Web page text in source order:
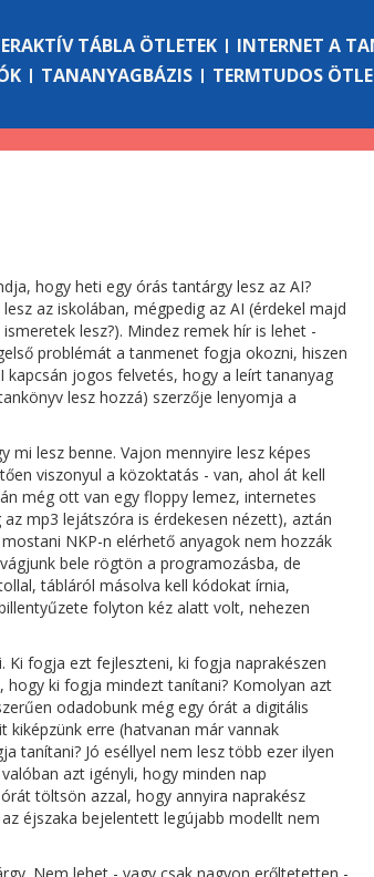
TÁBLA ÖTLETEK INTERNET A
TANANYAGBÁZIS TERMTUDOS
hogy heti egy órás tantárgy lesz az AI?
az iskolában, mégpedig az AI (érdekel majd
lesz?). Mindez remek hír is lehet -
problémát a tanmenet fogja okozni, hiszen
jogos felvetés, hogy a leírt tananyag
lesz hozzá) szerzője lenyomja a
lesz benne. Vajon mennyire lesz képes
viszonyul a közoktatás - van, ahol át kell
még ott van egy floppy lemez, internetes
mp3 lejátszóra is érdekesen nézett), aztán
NKP-n elérhető anyagok nem hozzák
bele rögtön a programozásba, de
tábláról másolva kell kódokat írnia,
folyton kéz alatt volt, nehezen
Ki fogja ezt fejleszteni, ki fogja naprakészen
hogy ki fogja mindezt tanítani? Komolyan azt
odadobunk még egy órát a digitális
kiképzünk erre (hatvanan már vannak
tanítani? Jó eséllyel nem lesz több ezer ilyen
azt igényli, hogy minden nap
töltsön azzal, hogy annyira naprakész
éjszaka bejelentett legújabb modellt nem